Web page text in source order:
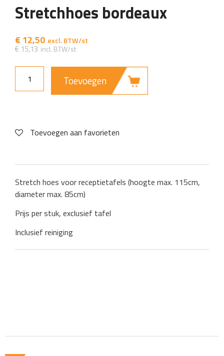
Stretchhoes bordeaux
€ 12,50
€ 15,13
Toevoegen
Toevoegen aan favorieten
Stretch hoes voor receptietafels (hoogte max. 115cm,
diameter max. 85cm)
Prijs per stuk, exclusief tafel
Inclusief reiniging